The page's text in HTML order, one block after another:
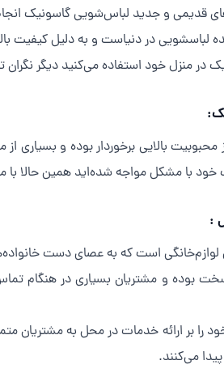
قدیمی و جدید لباس‌شویی گاسونیک
لباسشویی در دنیاست و به دلیل کیفیت
در منزل خود استفاده می‌کنید دیگر
بالایی برخوردار بوده و بسیاری
با مشکل مواجه شده‌اید همین حالا با
:
لوازم‌خانگی است که به عصای دست
بوده و مشتریان بسیاری در هنگام
را بر ارائه خدمات در محل به مشتریان
می‌کنند.